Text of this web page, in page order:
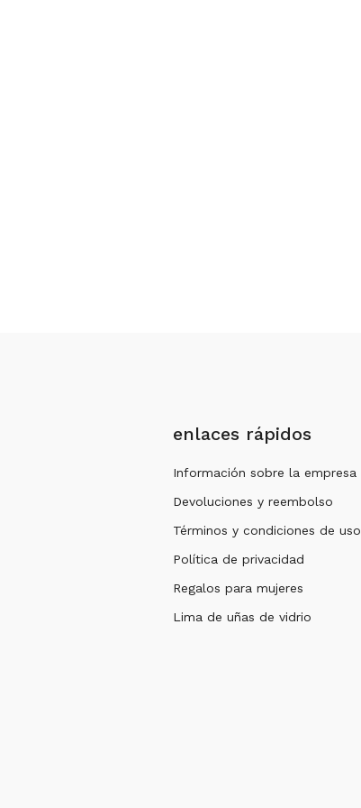
enlaces rápidos
Información sobre la empresa
Devoluciones y reembolso
Términos y condiciones de uso
Política de privacidad
Regalos para mujeres
Lima de uñas de vidrio